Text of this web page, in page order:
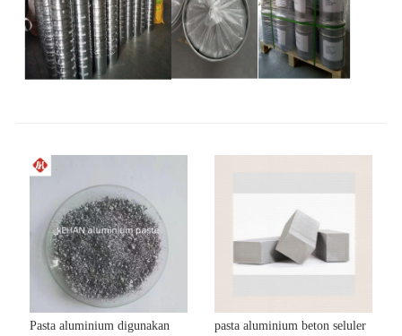
Pasta aluminium digunakan
pasta aluminium beton seluler